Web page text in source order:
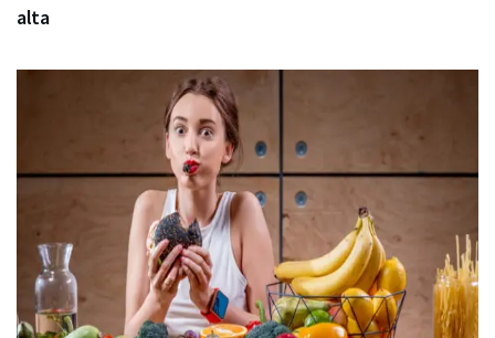
alta